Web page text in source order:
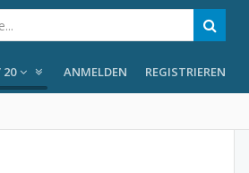
20 ANMELDEN REGISTRIEREN